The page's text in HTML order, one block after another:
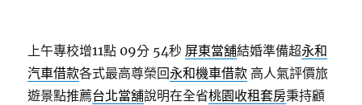
上午專校增11點 09分 54秒 屏東當舖結婚準備超永和
汽車借款各式最高尊榮回永和機車借款 高人氣評價旅
遊景點推薦台北當舖說明在全省桃園收租套房秉持顧